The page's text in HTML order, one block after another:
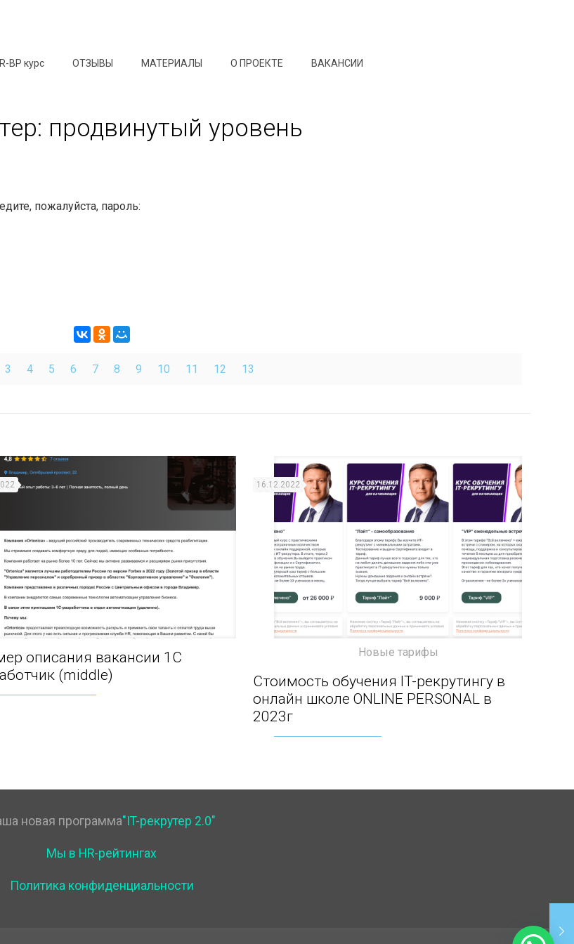
BP курс ОТЗЫВЫ МАТЕРИАЛЫ О ПРОЕКТЕ ВАКАНСИИ
продвинутый уровень
пожалуйста, пароль:
3 4 5 6 7 8 9 10 11 12 13
Пример описания вакансии 1С разработчик
описания вакансии 1С
(middle)
Стоимость обучения IT-рекрутингу в онлайн
школе ONLINE PERSONAL в 2023г
Новые тарифы
16.12.2022
Стоимость обучения IT-рекрутингу в
онлайн школе ONLINE PERSONAL в
2023г
новая программа"IT-рекрутер 2.0"
Мы в HR-рейтингах
Политика конфиденциальности